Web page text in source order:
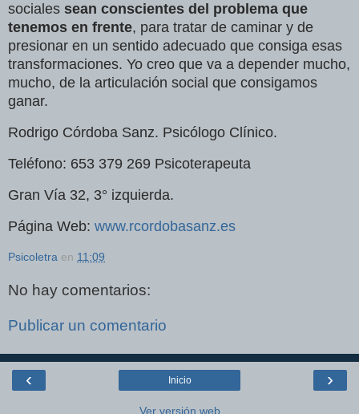
sociales sean conscientes del problema que
tenemos en frente, para tratar de caminar y de
presionar en un sentido adecuado que consiga esas
transformaciones. Yo creo que va a depender mucho,
mucho, de la articulación social que consigamos
ganar.
Rodrigo Córdoba Sanz. Psicólogo Clínico.
Teléfono: 653 379 269 Psicoterapeuta
Gran Vía 32, 3° izquierda.
Página Web: www.rcordobasanz.es
Psicoletra en 11:09
No hay comentarios:
Publicar un comentario
‹ ›
Inicio
Ver versión web